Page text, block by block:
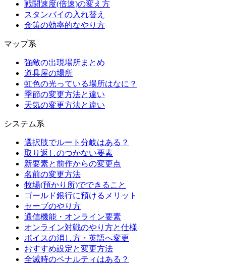
戦闘速度(倍速)の変え方
スタンバイの入れ替え
金策の効率的なやり方
マップ系
強敵の出現場所まとめ
道具屋の場所
虹色の光っている場所はなに？
季節の変更方法と違い
天気の変更方法と違い
システム系
選択肢でルート分岐はある？
取り返しのつかない要素
新要素と前作からの変更点
名前の変更方法
牧場(預かり所)でできること
ゴールド銀行に預けるメリット
セーブのやり方
通信機能・オンライン要素
オンライン対戦のやり方と仕様
ボイスの消し方・英語へ変更
おすすめ設定と変更方法
全滅時のペナルティはある？